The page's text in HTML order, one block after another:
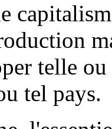
telle
tel pays.